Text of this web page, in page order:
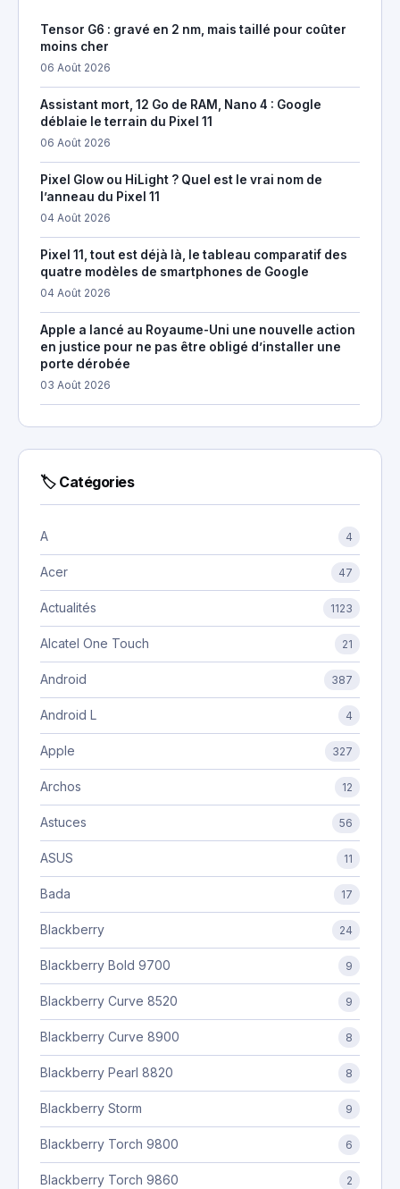
Tensor G6 : gravé en 2 nm, mais taillé pour coûter
moins cher
06 Août 2026
Assistant mort, 12 Go de RAM, Nano 4 : Google
déblaie le terrain du Pixel 11
06 Août 2026
Pixel Glow ou HiLight ? Quel est le vrai nom de
l’anneau du Pixel 11
04 Août 2026
Pixel 11, tout est déjà là, le tableau comparatif des
quatre modèles de smartphones de Google
04 Août 2026
Apple a lancé au Royaume-Uni une nouvelle action
en justice pour ne pas être obligé d’installer une
porte dérobée
03 Août 2026
🏷 Catégories
A 4
Acer 47
Actualités 1123
Alcatel One Touch 21
Android 387
Android L 4
Apple 327
Archos 12
Astuces 56
ASUS 11
Bada 17
Blackberry 24
Blackberry Bold 9700 9
Blackberry Curve 8520 9
Blackberry Curve 8900 8
Blackberry Pearl 8820 8
Blackberry Storm 9
Blackberry Torch 9800 6
Blackberry Torch 9860 2